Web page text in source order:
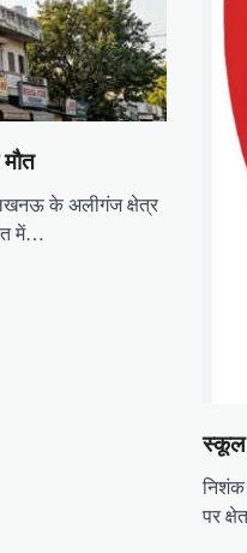
के अलीगंज क्षेत्र
में…
स्कूल
निशंक
पर